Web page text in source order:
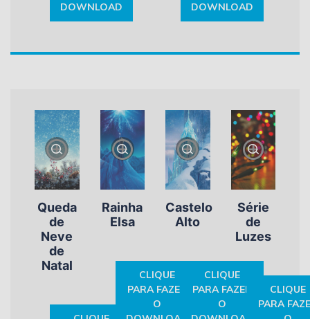
DOWNLOAD
DOWNLOAD
Queda
de
Neve
de
Natal
Rainha
Elsa
CLIQUE
PARA FAZER
O
Castelo
Alto
CLIQUE
PARA FAZER
O
Série
de
Luzes
CLIQUE
PARA